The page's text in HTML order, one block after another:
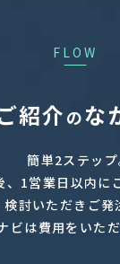
FLOW
紹介のな
簡単2ステップ
、1営業日以内に
検討いただきご発
ビは費用をいただ